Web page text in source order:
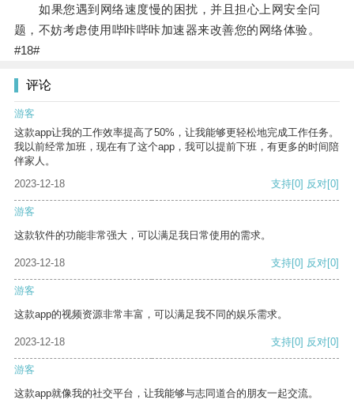
如果您遇到网络速度慢的困扰，并且担心上网安全问
题，不妨考虑使用哔咔哔咔加速器来改善您的网络体验。
#18#
评论
游客
这款app让我的工作效率提高了50%，让我能够更轻松地完成工作任务。
我以前经常加班，现在有了这个app，我可以提前下班，有更多的时间陪
伴家人。
2023-12-18
支持[0] 反对[0]
游客
这款软件的功能非常强大，可以满足我日常使用的需求。
2023-12-18 支持[0] 反对[0]
游客
这款app的视频资源非常丰富，可以满足我不同的娱乐需求。
2023-12-18 支持[0] 反对[0]
游客
这款app就像我的社交平台，让我能够与志同道合的朋友一起交流。